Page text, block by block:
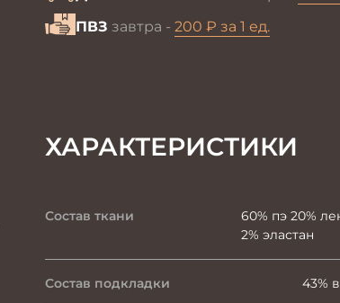
ПВЗ завтра - 200 ₽ за 1 ед.
ХАРАКТЕРИСТИКИ
Состав ткани
60% пэ 20%
2% эластан
Состав подкладки 43%